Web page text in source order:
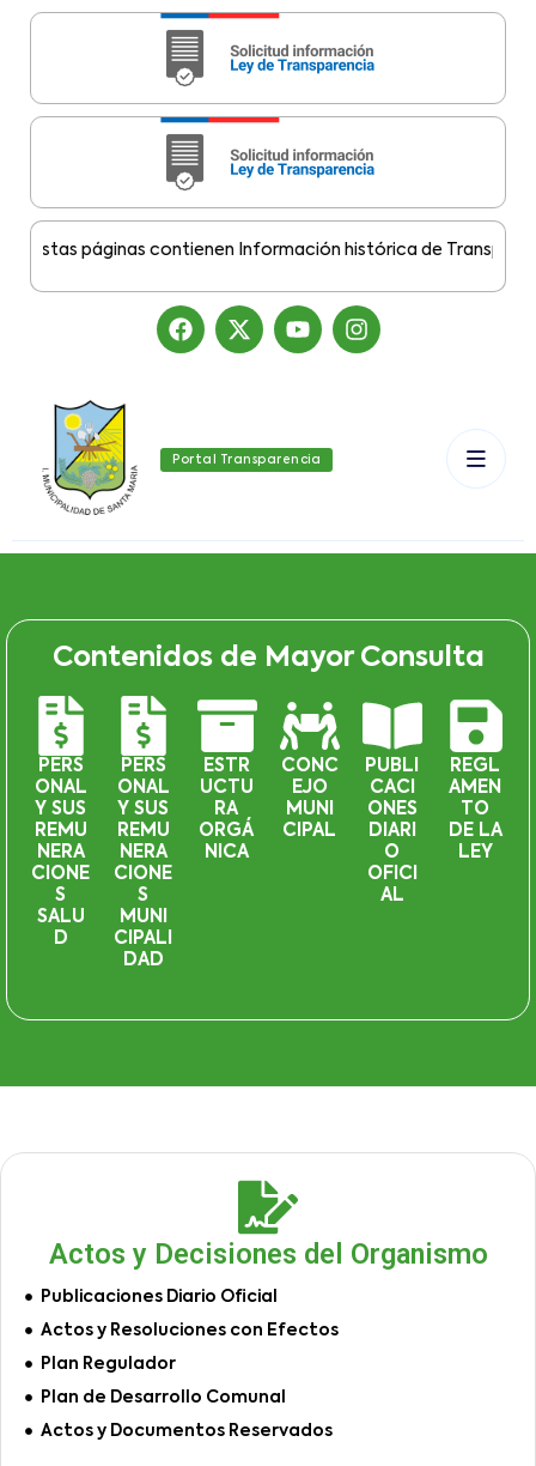
páginas contienen Información histórica de Transparencia
Portal Transparencia
Contenidos de Mayor Consulta
PERS
ONAL
Y SUS
REMU
NERA
CIONE
S
SALU
D
PERS
ONAL
Y SUS
REMU
NERA
CIONE
S
MUNI
CIPALI
DAD
ESTR
UCTU
RA
ORGÁ
NICA
CONC
EJO
MUNI
CIPAL
PUBLI
CACI
ONES
DIARI
O
OFICI
AL
REGL
AMEN
TO
DE LA
LEY
Actos y Decisiones del Organismo
Publicaciones Diario Oficial
Actos y Resoluciones con Efectos
Plan Regulador
Plan de Desarrollo Comunal
Actos y Documentos Reservados